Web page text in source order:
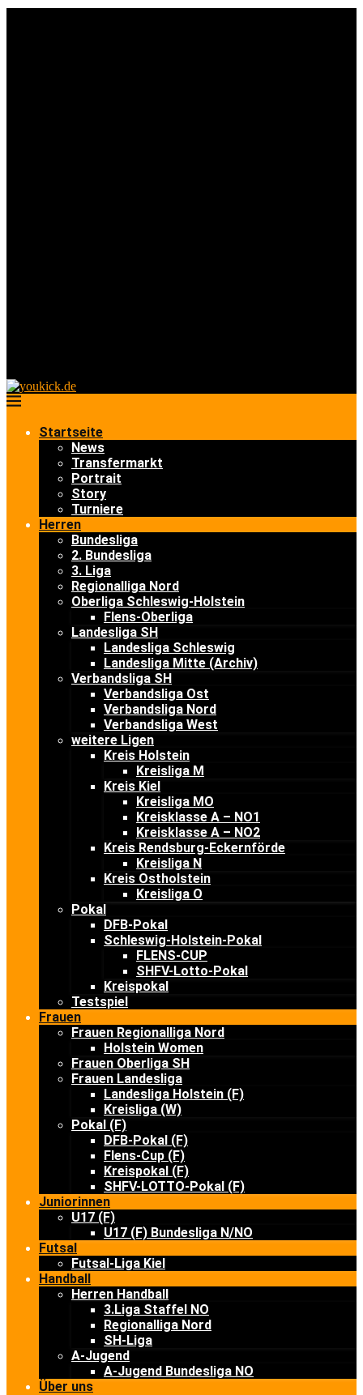
Startseite
News
Transfermarkt
Portrait
Story
Turniere
Herren
Bundesliga
2. Bundesliga
3. Liga
Regionalliga Nord
Oberliga Schleswig-Holstein
Flens-Oberliga
Landesliga SH
Landesliga Schleswig
Landesliga Mitte (Archiv)
Verbandsliga SH
Verbandsliga Ost
Verbandsliga Nord
Verbandsliga West
weitere Ligen
Kreis Holstein
Kreisliga M
Kreis Kiel
Kreisliga MO
Kreisklasse A – NO1
Kreisklasse A – NO2
Kreis Rendsburg-Eckernförde
Kreisliga N
Kreis Ostholstein
Kreisliga O
Pokal
DFB-Pokal
Schleswig-Holstein-Pokal
FLENS-CUP
SHFV-Lotto-Pokal
Kreispokal
Testspiel
Frauen
Frauen Regionalliga Nord
Holstein Women
Frauen Oberliga SH
Frauen Landesliga
Landesliga Holstein (F)
Kreisliga (W)
Pokal (F)
DFB-Pokal (F)
Flens-Cup (F)
Kreispokal (F)
SHFV-LOTTO-Pokal (F)
Juniorinnen
U17 (F)
U17 (F) Bundesliga N/NO
Futsal
Futsal-Liga Kiel
Handball
Herren Handball
3.Liga Staffel NO
Regionalliga Nord
SH-Liga
A-Jugend
A-Jugend Bundesliga NO
Über uns